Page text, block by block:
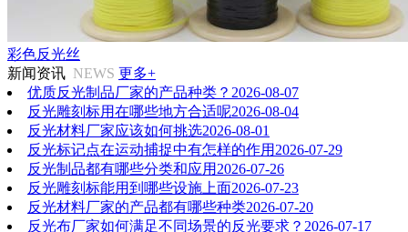
彩色反光丝
新闻资讯 NEWS 更多+
优质反光制品厂家的产品种类？ 2026-08-07
反光雕刻标用在哪些地方合适呢2026-08-04
反光材料厂家应该如何挑选2026-08-01
反光标记点在运动捕捉中有怎样的作用 2026-07-29
反光制品都有哪些分类和应用 2026-07-26
反光雕刻标能用到哪些设施上面2026-07-23
反光材料厂家的产品都有哪些种类2026-07-20
反光布厂家如何满足不同场景的反光要求？ 2026-07-17